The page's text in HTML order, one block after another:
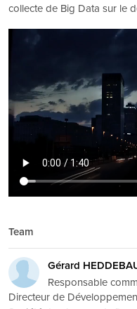
collecte de Big Data sur le
Team
Gérard
Responsable
Directeur de